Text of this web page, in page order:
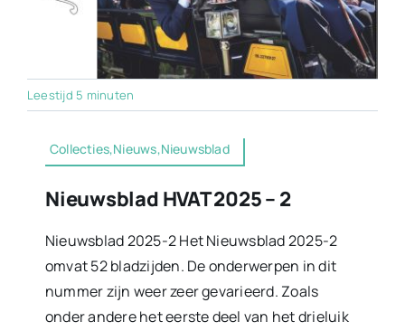
Leestijd 5 minuten
Collecties,Nieuws,Nieuwsblad
Nieuwsblad HVAT 2025 – 2
Nieuwsblad 2025-2 Het Nieuwsblad 2025-2
omvat 52 bladzijden. De onderwerpen in dit
nummer zijn weer zeer gevarieerd. Zoals
onder andere het eerste deel van het drieluik